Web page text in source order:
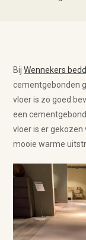
BijWennekers
cementgebonden
vloer is zo goed
een
vloer is er
mooie warme